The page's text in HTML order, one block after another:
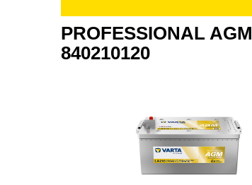
PROFESSIONAL AGM
840210120